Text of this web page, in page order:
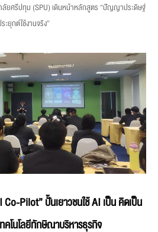
ลัยศรีปทุม (SPU) เดินหน้าหลักสูตร “ปัญญาประดิษฐ์
ะยุกต์ใช้งานจริง”
Pilot” ปั้นเยาวชนใช้ AI เป็น คิดเป็น
โนโลยีทักษิณาบริหารธุรกิจ